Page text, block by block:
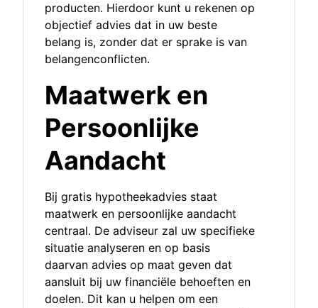
producten. Hierdoor kunt u rekenen op
objectief advies dat in uw beste
belang is, zonder dat er sprake is van
belangenconflicten.
Maatwerk en
Persoonlijke
Aandacht
Bij gratis hypotheekadvies staat
maatwerk en persoonlijke aandacht
centraal. De adviseur zal uw specifieke
situatie analyseren en op basis
daarvan advies op maat geven dat
aansluit bij uw financiële behoeften en
doelen. Dit kan u helpen om een